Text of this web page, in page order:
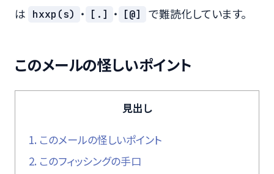
は hxxp(s) ・ [.] ・ [@] で難読化しています。
このメールの怪しいポイント
見出し
1. このメールの怪しいポイント
2. このフィッシングの手口